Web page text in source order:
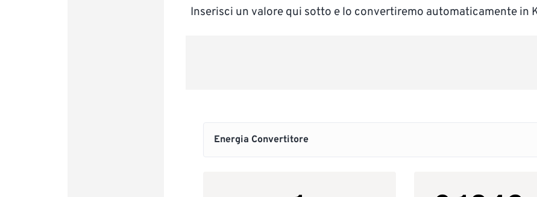
Inserisci un valore qui sotto e lo convertiremo automaticamente in